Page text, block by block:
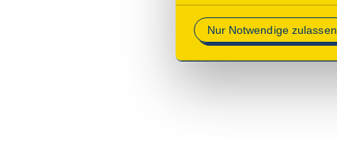
Nur Notwendige zulassen